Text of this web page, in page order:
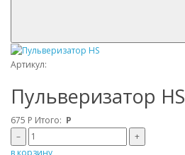
Артикул:
Пульверизатор HS
675 Р Итого: Р
–
+
в корзину